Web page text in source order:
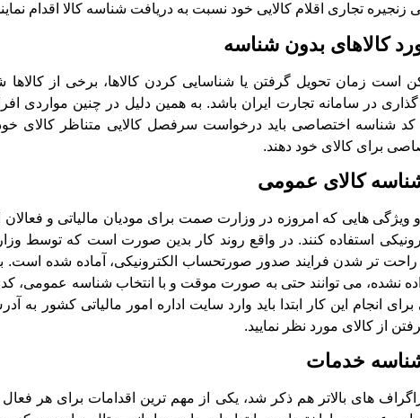
تجاری اقلام کالایی خود نسبت به دریافت شناسه کالا اقدام
کالاهای بدون شناسه
است زمان تحویل گرفتن یا شناسایی کردن کالاها، برخی از
در سامانه تجارت ایران باشد. به همین دلیل در چنین مواردی
شناسه اختصاصی باید درخواست سرفصل کالایی متناظر کالای
برای کالای خود دهند.
کالای عمومی
و ویژگی هایی که امروزه در وزارت صمت برای مودیان مالیاتی و
استفاده کنند. در واقع روند کار بدین صورت است که توسط
تر شدن فرایند صدور صورتحساب الکترونیکی، آماده شده است.
نشده، می توانند حتی به صورت موقت و با انتخاب شناسه عمومی، کد
از کالای مورد نظر نمایید.
خدمات
های بالاتر هم ذکر شد، یکی از مهم ترین اقدامات برای هر